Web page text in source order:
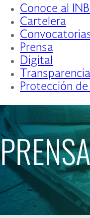
de
Navegación
Conoce al
Cartelera
Prensa
Digital
Transparencia
Protección